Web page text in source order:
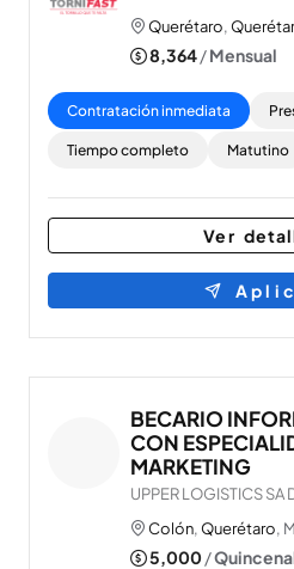
Querétaro,
8,364/Mensual
Contratación inmediata
Tiempo completo Matutino
Ver
BECARIO
CON
MARKETING
UPPER LOGISTICS SA
Colón, Querétaro,
5,000/